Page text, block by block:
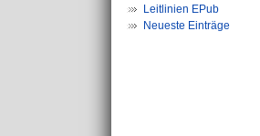
Leitlinien EPub
Neueste Einträge